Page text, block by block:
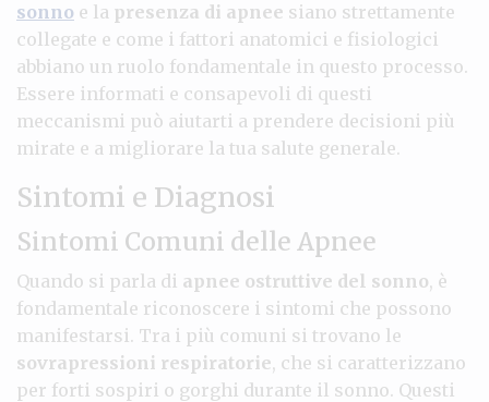
sonno e la presenza di apnee siano strettamente
collegate e come i fattori anatomici e fisiologici
abbiano un ruolo fondamentale in questo processo.
Essere informati e consapevoli di questi
meccanismi può aiutarti a prendere decisioni più
mirate e a migliorare la tua salute generale.
Sintomi e Diagnosi
Sintomi Comuni delle Apnee
Quando si parla di apnee ostruttive del sonno, è
fondamentale riconoscere i sintomi che possono
manifestarsi. Tra i più comuni si trovano le
sovrapressioni respiratorie, che si caratterizzano
per forti sospiri o gorghi durante il sonno. Questi